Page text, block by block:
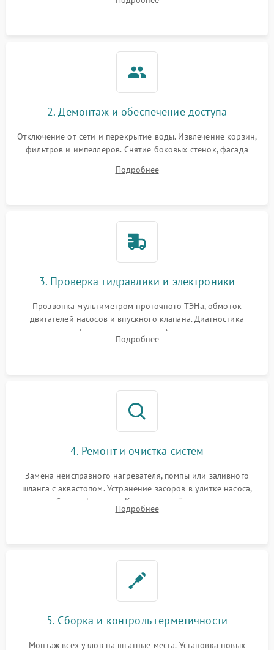
разбрызгивателей или срабатывание системы защиты
2. Демонтаж и обеспечение доступа
Отключение от сети и перекрытие воды. Извлечение корзин,
фильтров и импеллеров. Снятие боковых стенок, фасада
циркуляционному насосу, ТЭНу и сливной помпе.
Подробнее
3. Проверка гидравлики и электроники
Прозвонка мультиметром проточного ТЭНа, обмоток
двигателей насосов и впускного клапана. Диагностика
прессостата (датчика уровня воды), датчика мутности,
концевика дверцы и электронного модуля управления.
Подробнее
4. Ремонт и очистка систем
Замена неисправного нагревателя, помпы или заливного
шланга с аквастопом. Устранение засоров в улитке насоса,
патрубках и фильтрах. Компонентный ремонт платы
управления, восстановление поврежденной проводки.
Подробнее
5. Сборка и контроль герметичности
Монтаж всех узлов на штатные места. Установка новых